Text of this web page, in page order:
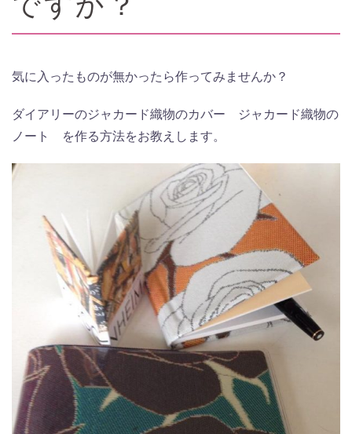
気に入ったものが無かったら作ってみませんか？
ダイアリーのジャカード織物のカバー ジャカード織物の
ノート を作る方法をお教えします。